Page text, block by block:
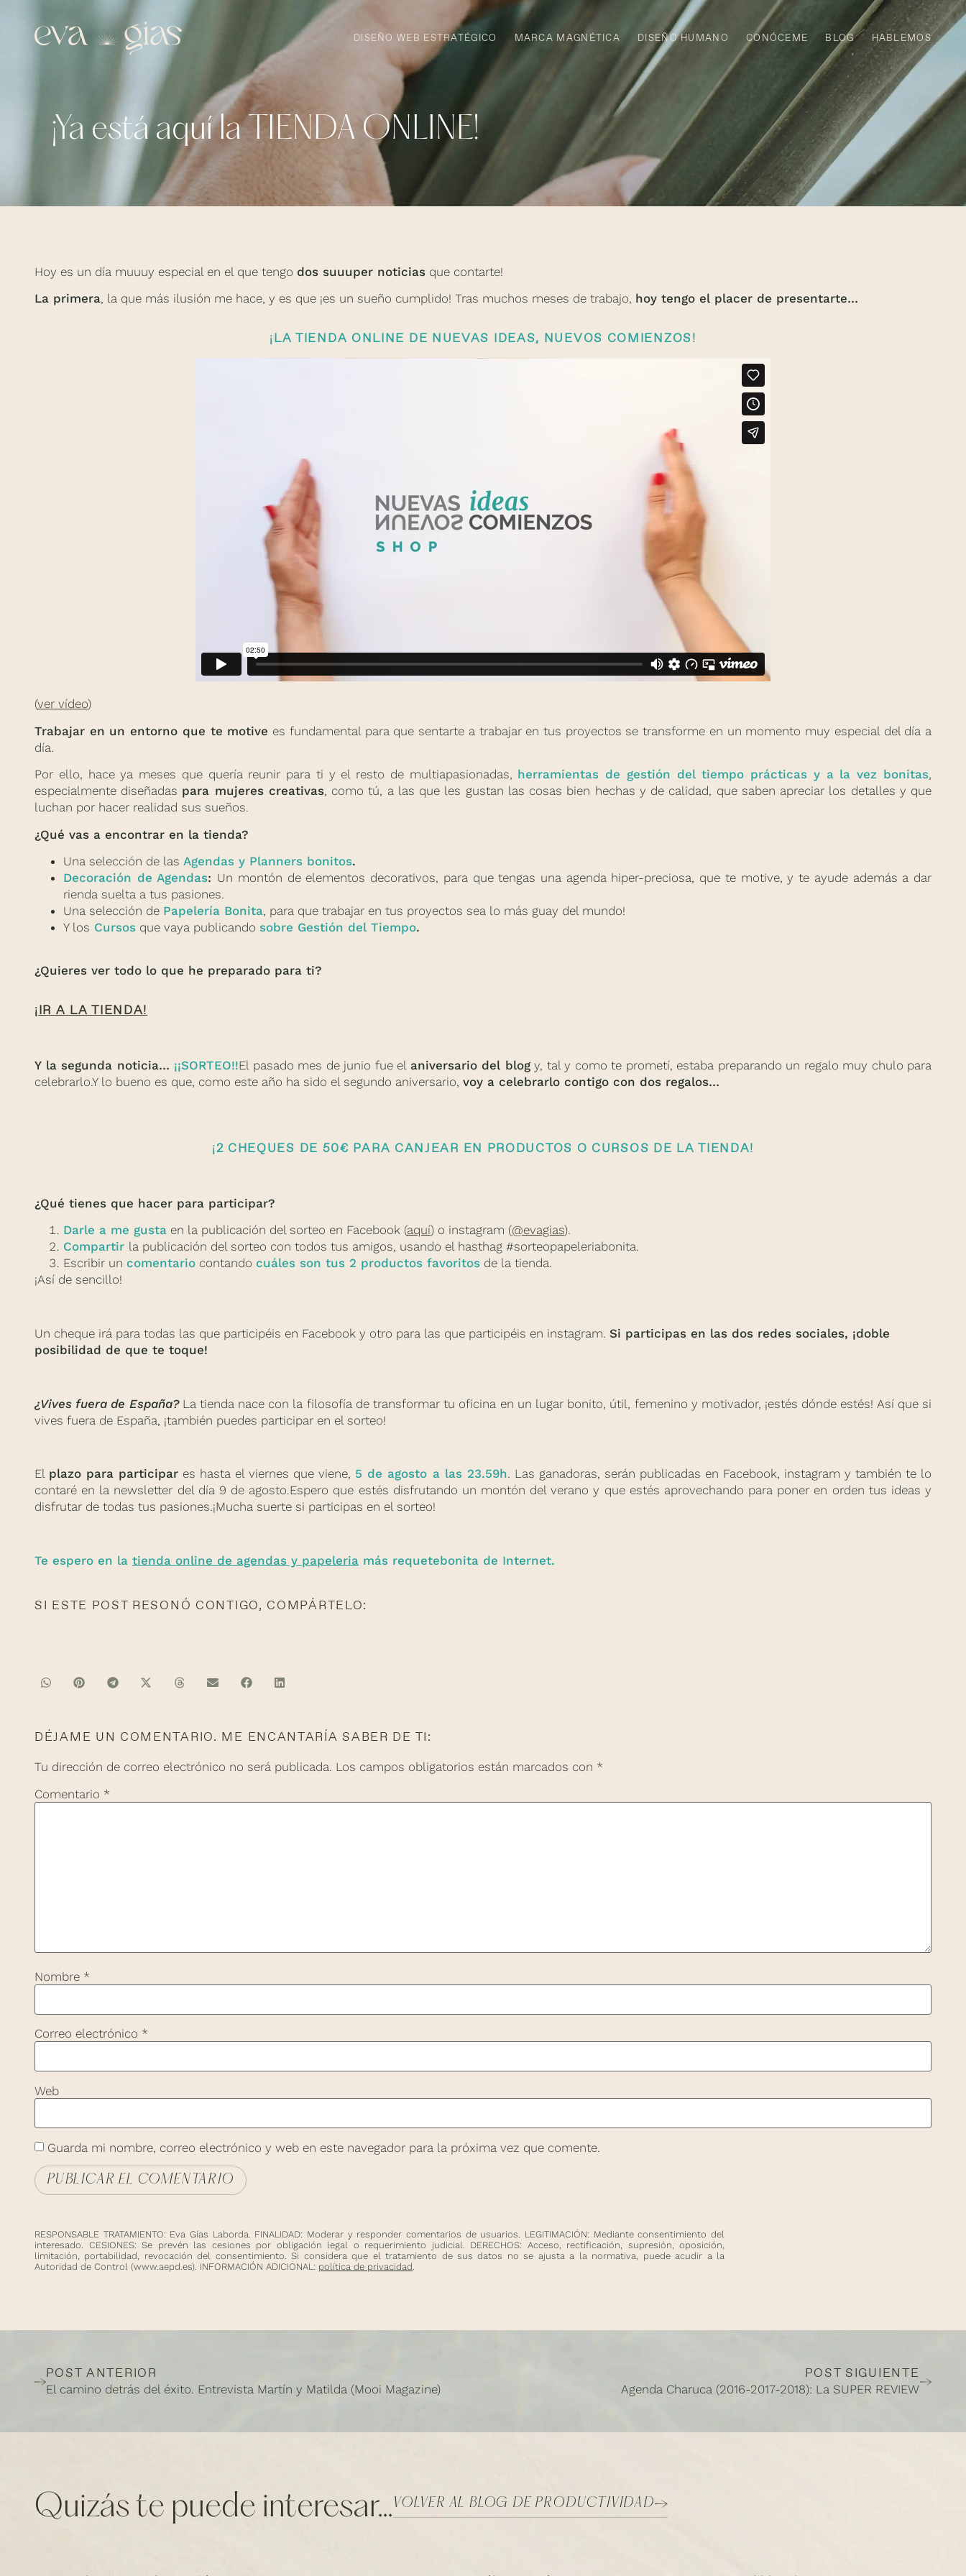
DISEÑO WEB ESTRATÉGICO MARCA MAGNÉTICA DISEÑO HUMANO CONÓCEME BLOG HABLEMOS
¡Ya está aquí la TIENDA ONLINE!
Hoy es un día muuuy especial en el que tengo dos suuuper noticias que contarte!
La primera, la que más ilusión me hace, y es que ¡es un sueño cumplido! Tras muchos meses de trabajo, hoy tengo el placer de presentarte…
¡LA TIENDA ONLINE DE NUEVAS IDEAS, NUEVOS COMIENZOS!
(ver vídeo)
Trabajar en un entorno que te motive es fundamental para que sentarte a trabajar en tus proyectos se transforme en un momento muy especial del día a
día.
Por ello, hace ya meses que quería reunir para ti y el resto de multiapasionadas, herramientas de gestión del tiempo prácticas y a la vez bonitas,
especialmente diseñadas para mujeres creativas, como tú, a las que les gustan las cosas bien hechas y de calidad, que saben apreciar los detalles y que
luchan por hacer realidad sus sueños.
¿Qué vas a encontrar en la tienda?
Una selección de las Agendas y Planners bonitos.
Decoración de Agendas: Un montón de elementos decorativos, para que tengas una agenda hiper-preciosa, que te motive, y te ayude además a dar
rienda suelta a tus pasiones.
Una selección de Papelería Bonita, para que trabajar en tus proyectos sea lo más guay del mundo!
Y los Cursos que vaya publicando sobre Gestión del Tiempo.
¿Quieres ver todo lo que he preparado para ti?
¡IR A LA TIENDA!
Y la segunda noticia… ¡¡SORTEO!!El pasado mes de junio fue el aniversario del blogy, tal y como te prometí, estaba preparando un regalo muy chulo para
celebrarlo.Y lo bueno es que, como este año ha sido el segundo aniversario, voy a celebrarlo contigo con dos regalos…
¡2 CHEQUES DE 50€ PARA CANJEAR EN PRODUCTOS O CURSOS DE LA TIENDA!
¿Qué tienes que hacer para participar?
Darle a me gusta en la publicación del sorteo en Facebook (aquí) o instagram (@evagias).
Compartir la publicación del sorteo con todos tus amigos, usando el hasthag #sorteopapeleriabonita.
Escribir un comentario contando cuáles son tus 2 productos favoritos de la tienda.
¡Así de sencillo!
Un cheque irá para todas las que participéis en Facebook y otro para las que participéis en instagram. Si participas en las dos redes sociales, ¡doble
posibilidad de que te toque!
¿Vives fuera de España? La tienda nace con la filosofía de transformar tu oficina en un lugar bonito, útil, femenino y motivador, ¡estés dónde estés! Así que si
vives fuera de España, ¡también puedes participar en el sorteo!
El plazo para participar es hasta el viernes que viene, 5 de agosto a las 23.59h. Las ganadoras, serán publicadas en Facebook, instagram y también te lo
contaré en la newsletter del día 9 de agosto.Espero que estés disfrutando un montón del verano y que estés aprovechando para poner en orden tus ideas y
disfrutar de todas tus pasiones.¡Mucha suerte si participas en el sorteo!
Te espero en la tienda online de agendas y papeleria más requetebonita de Internet.
SI ESTE POST RESONÓ CONTIGO, COMPÁRTELO:
DÉJAME UN COMENTARIO. ME ENCANTARÍA SABER DE TI:
Tu dirección de correo electrónico no será publicada. Los campos obligatorios están marcados con *
Comentario *
Nombre *
Correo electrónico *
Web
Guarda mi nombre, correo electrónico y web en este navegador para la próxima vez que comente.
RESPONSABLE TRATAMIENTO: Eva Gías Laborda. FINALIDAD: Moderar y responder comentarios de usuarios. LEGITIMACIÓN: Mediante consentimiento del
interesado. CESIONES: Se prevén las cesiones por obligación legal o requerimiento judicial. DERECHOS: Acceso, rectificación, supresión, oposición,
limitación, portabilidad, revocación del consentimiento. Si considera que el tratamiento de sus datos no se ajusta a la normativa, puede acudir a la
Autoridad de Control (www.aepd.es). INFORMACIÓN ADICIONAL: política de privacidad
POST ANTERIOR
El camino detrás del éxito. Entrevista Martín y Matilda (Mooi Magazine)
POST SIGUIENTE
Agenda Charuca (2016-2017-2018): La SUPER REVIEW
Quizás te puede interesar...VOLVER AL BLOG DE PRODUCTIVIDAD